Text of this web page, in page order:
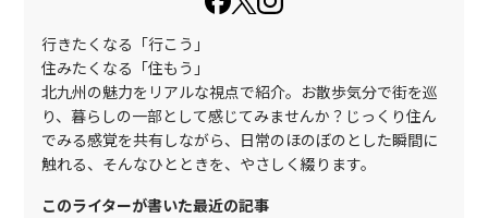
行きたくなる「行こう」
住みたくなる「住もう」
北九州の魅力をリアルな視点で紹介。お散歩気分で街を巡
り、暮らしの一部として感じてみませんか？じっくり住ん
でみる感覚を共有しながら、日常のほのぼのとした瞬間に
触れる、そんなひとときを、やさしく綴ります。
このライターが書いた最近の記事